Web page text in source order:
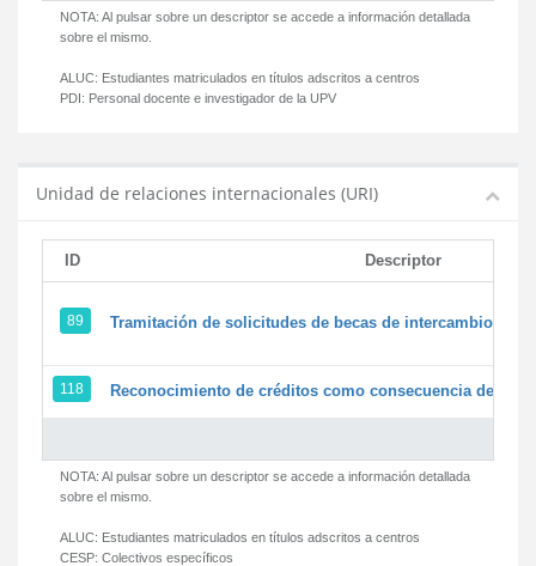
NOTA: Al pulsar sobre un descriptor se accede a información detallada
sobre el mismo.
ALUC: Estudiantes matriculados en títulos adscritos a centros
PDI: Personal docente e investigador de la UPV
Unidad de relaciones internacionales (URI)
ID Descriptor
89 Tramitación de solicitudes de becas de intercambio
118 Reconocimiento de créditos como consecuencia de un
NOTA: Al pulsar sobre un descriptor se accede a información detallada
sobre el mismo.
ALUC: Estudiantes matriculados en títulos adscritos a centros
CESP: Colectivos específicos